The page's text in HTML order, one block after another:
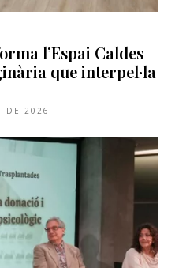
l’Espai Caldes
que interpel·la
DE 2026